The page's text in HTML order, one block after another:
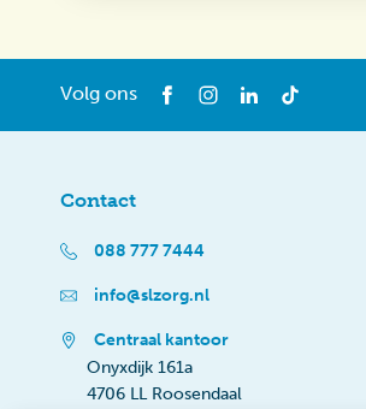
Volg ons
Contact
088 777 7444
info@slzorg.nl
Centraal kantoor
Onyxdijk 161a
4706 LL Roosendaal